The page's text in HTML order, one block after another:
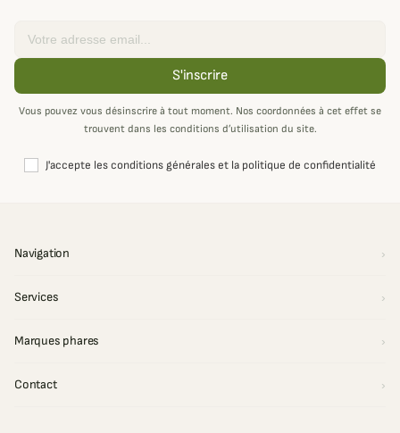
S'inscrire
Vous pouvez vous désinscrire à tout moment. Nos coordonnées à cet effet se
trouvent dans les conditions d’utilisation du site.
J'accepte les conditions générales et la politique de confidentialité
Navigation
Services
Marques phares
Contact